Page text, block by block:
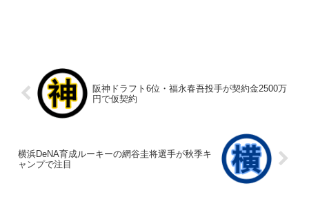
阪神ドラフト6位・福永春吾投手が契約金2500万
円で仮契約
横浜DeNA育成ルーキーの網谷圭将選手が秋季キ
ャンプで注目